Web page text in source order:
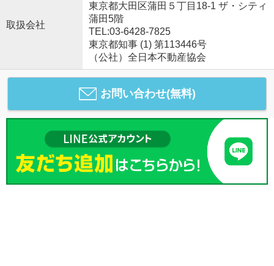
取扱会社
東京都大田区蒲田５丁目18-1 ザ・シティ
蒲田5階
TEL:03-6428-7825
東京都知事 (1) 第113446号
（公社）全日本不動産協会
お問い合わせ(無料)